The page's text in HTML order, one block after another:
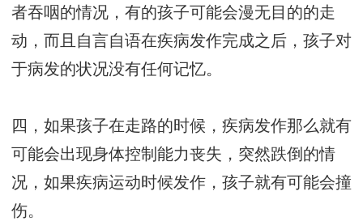
者吞咽的情况，有的孩子可能会漫无目的的走
动，而且自言自语在疾病发作完成之后，孩子对
于病发的状况没有任何记忆。
四，如果孩子在走路的时候，疾病发作那么就有
可能会出现身体控制能力丧失，突然跌倒的情
况，如果疾病运动时候发作，孩子就有可能会撞
伤。